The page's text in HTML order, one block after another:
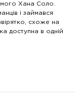
Хана Соло.
і займався
схоже на
доступна в одній